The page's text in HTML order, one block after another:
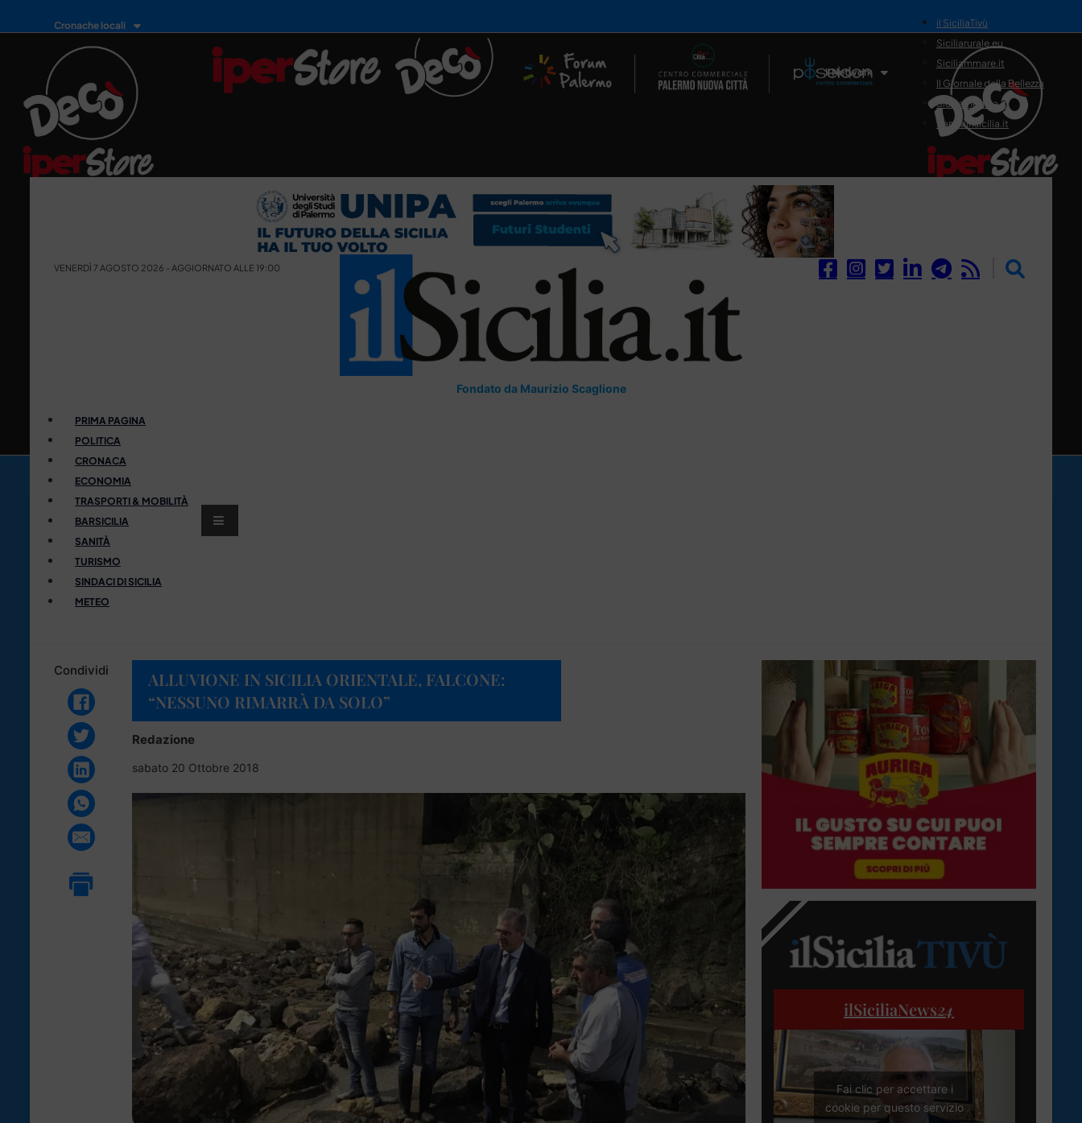
Cronache locali
Il Network
il SiciliaTivù
Siciliarurale.eu
Siciliammare.it
Il Giornale della Bellezza
Siciliamedica.it
Sanitainsicilia.it
VENERDÌ 7 AGOSTO 2026 - AGGIORNATO ALLE 19:00
Fondato da Maurizio Scaglione
PRIMA PAGINA
POLITICA
CRONACA
ECONOMIA
TRASPORTI & MOBILITÀ
BARSICILIA
SANITÀ
TURISMO
SINDACI DI SICILIA
METEO
Condividi
ALLUVIONE IN SICILIA ORIENTALE, FALCONE:
“NESSUNO RIMARRÀ DA SOLO”
Redazione
sabato 20 Ottobre 2018
ilSiciliaNews24
Fai clic per accettare i
cookie per questo servizio